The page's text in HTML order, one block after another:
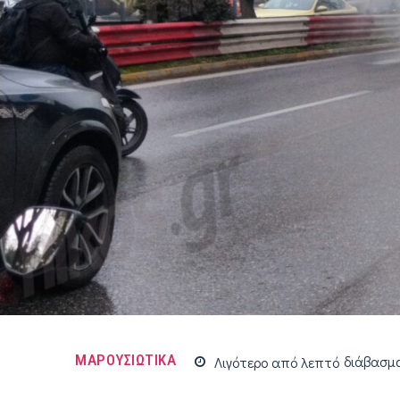
ΜΑΡΟΥΣΙΩΤΙΚΑ Λιγότερο απόλεπτό